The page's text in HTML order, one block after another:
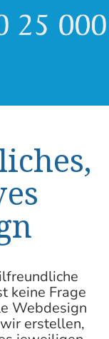
keine Frage
Webdesign
erstellen,